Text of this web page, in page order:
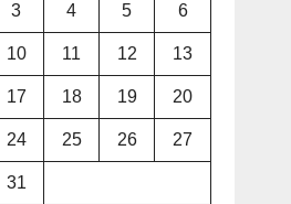
3 4 5 6
10 11 12 13
17 18 19 20
24 25 26 27
31